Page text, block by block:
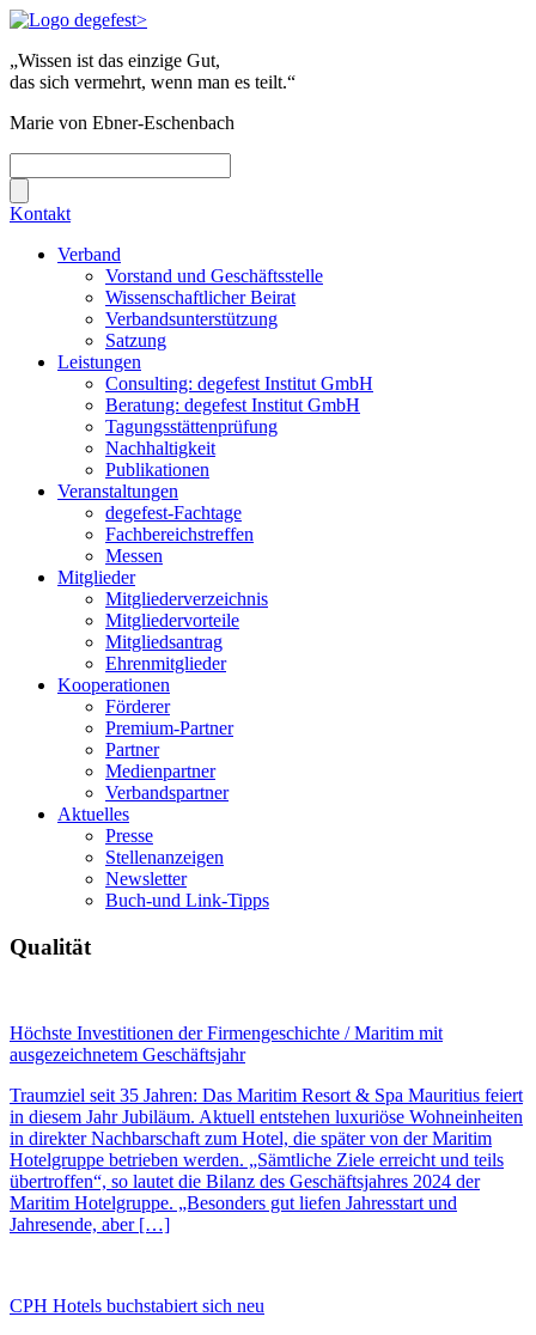
„Wissen ist das einzige Gut,
das sich vermehrt, wenn man es teilt.“
Marie von Ebner-Eschenbach
Kontakt
Verband
Vorstand und Geschäftsstelle
Wissenschaftlicher Beirat
Verbandsunterstützung
Satzung
Leistungen
Consulting: degefest Institut GmbH
Beratung: degefest Institut GmbH
Tagungsstättenprüfung
Nachhaltigkeit
Publikationen
Veranstaltungen
degefest-Fachtage
Fachbereichstreffen
Messen
Mitglieder
Mitgliederverzeichnis
Mitgliedervorteile
Mitgliedsantrag
Ehrenmitglieder
Kooperationen
Förderer
Premium-Partner
Partner
Medienpartner
Verbandspartner
Aktuelles
Presse
Stellenanzeigen
Newsletter
Buch-und Link-Tipps
Qualität
Höchste Investitionen der Firmengeschichte / Maritim mit
ausgezeichnetem Geschäftsjahr
Traumziel seit 35 Jahren: Das Maritim Resort & Spa Mauritius feiert
in diesem Jahr Jubiläum. Aktuell entstehen luxuriöse Wohneinheiten
in direkter Nachbarschaft zum Hotel, die später von der Maritim
Hotelgruppe betrieben werden. „Sämtliche Ziele erreicht und teils
übertroffen“, so lautet die Bilanz des Geschäftsjahres 2024 der
Maritim Hotelgruppe. „Besonders gut liefen Jahresstart und
Jahresende, aber […]
CPH Hotels buchstabiert sich neu